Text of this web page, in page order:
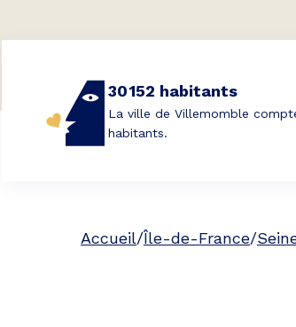
30 152 habitants
La ville de Villemomble
habitants.
Accueil/Île-de-France/